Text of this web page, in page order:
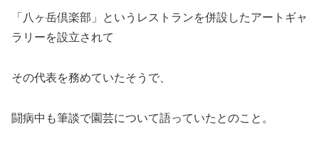
「八ヶ岳倶楽部」というレストランを併設したアートギャ
ラリーを設立されて
その代表を務めていたそうで、
闘病中も筆談で園芸について語っていたとのこと。